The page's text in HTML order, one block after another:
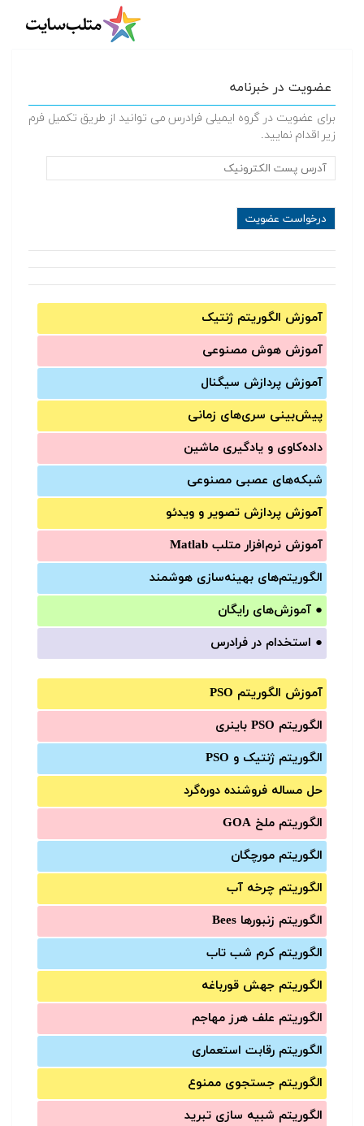
عضویت در خبرنامه
برای عضویت در گروه ایمیلی فرادرس می توانید از طریق تکمیل فرم
زیر اقدام نمایید.
آموزش الگوریتم ژنتیک
آموزش‌ هوش مصنوعی
آموزش‌ پردازش سیگنال
پیش‌‌بینی سری‌‌های زمانی
داده‌کاوی و یادگیری ماشین
شبکه‌های عصبی مصنوعی
آموزش‌ پردازش تصویر و ویدئو
آموزش‌ نرم‌افزار متلب Matlab
الگوریتم‌های بهینه‌سازی هوشمند
● آموزش‌های رایگان
● استخدام در فرادرس
آموزش الگوریتم PSO
الگوریتم PSO باینری
الگوریتم ژنتیک و PSO
حل مساله فروشنده دوره‌گرد
الگوریتم ملخ GOA
الگوریتم مورچگان
الگوریتم چرخه آب
الگوریتم زنبورها Bees
الگوریتم کرم شب تاب
الگوریتم جهش قورباغه
الگوریتم علف هرز مهاجم
الگوریتم رقابت استعماری
الگوریتم جستجوی ممنوع
الگوریتم شبیه سازی تبرید